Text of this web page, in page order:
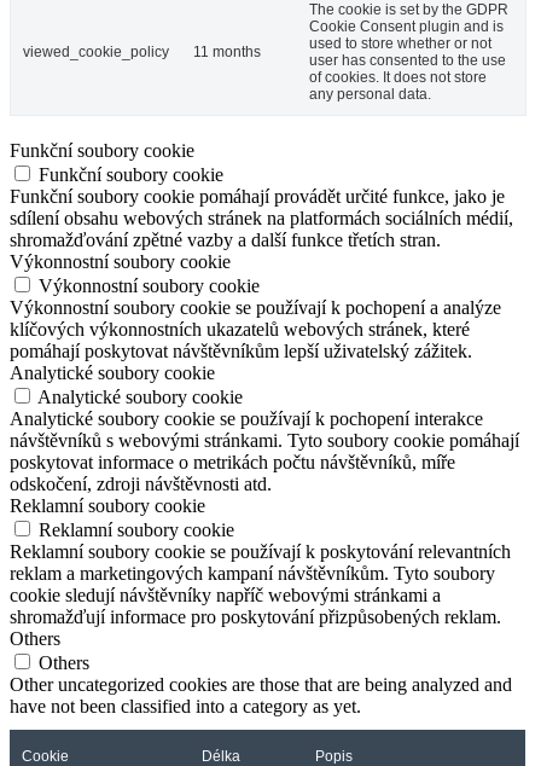
viewed_cookie_policy 11 months
The cookie is set by the GDPR
Cookie Consent plugin and is
used to store whether or not
user has consented to the use
of cookies. It does not store
any personal data.
Funkční soubory cookie
Funkční soubory cookie
Funkční soubory cookie pomáhají provádět určité funkce, jako je
sdílení obsahu webových stránek na platformách sociálních médií,
shromažďování zpětné vazby a další funkce třetích stran.
Výkonnostní soubory cookie
Výkonnostní soubory cookie
Výkonnostní soubory cookie se používají k pochopení a analýze
klíčových výkonnostních ukazatelů webových stránek, které
pomáhají poskytovat návštěvníkům lepší uživatelský zážitek.
Analytické soubory cookie
Analytické soubory cookie
Analytické soubory cookie se používají k pochopení interakce
návštěvníků s webovými stránkami. Tyto soubory cookie pomáhají
poskytovat informace o metrikách počtu návštěvníků, míře
odskočení, zdroji návštěvnosti atd.
Reklamní soubory cookie
Reklamní soubory cookie
Reklamní soubory cookie se používají k poskytování relevantních
reklam a marketingových kampaní návštěvníkům. Tyto soubory
cookie sledují návštěvníky napříč webovými stránkami a
shromažďují informace pro poskytování přizpůsobených reklam.
Others
Others
Other uncategorized cookies are those that are being analyzed and
have not been classified into a category as yet.
Cookie Délka Popis